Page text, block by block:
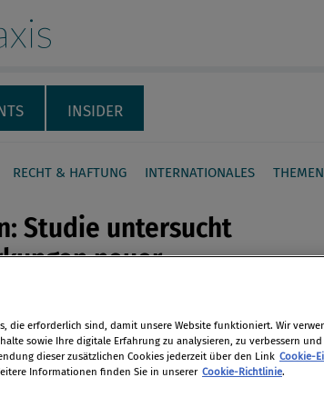
INSIDER
RECHT & HAFTUNG INTERNATIONALES
Studie untersucht
neuer
regulatorischen Anforderungen
Auswirkungen auf das
die erforderlich sind, damit unsere Website funktioniert. Wir
sowie Ihre digitale Erfahrung zu analysieren, zu verbessern
dieser zusätzlichen Cookies jederzeit über den Link Cookie-
Informationen finden Sie in unserer Cookie-Richtlinie.